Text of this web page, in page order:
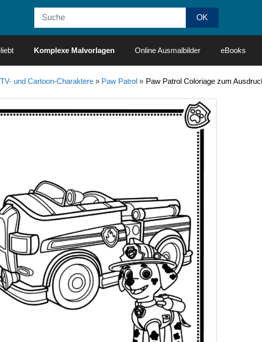
Komplexe Malvorlagen Online Ausmalbilder eBooks
TV- und Cartoon-Charaktere» Paw Patrol» Paw Patrol Coloriage zum